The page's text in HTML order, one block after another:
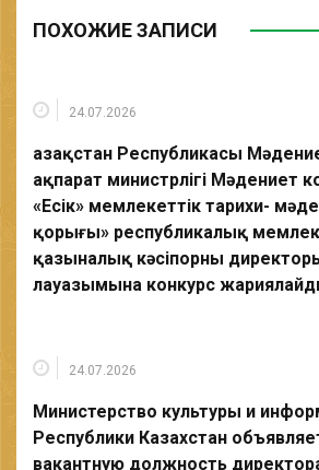
ПОХОЖИЕ ЗАПИСИ
24.07.2026
Қазақстан Республикасы
ақпарат министрлігі Мәдениет
«Есік» мемлекеттік тарихи-
қорығы» республикалық
қазыналық кәсіпорны
лауазымына конкурс
24.07.2026
Министерство культуры и
Республики Казахстан
вакантную должность